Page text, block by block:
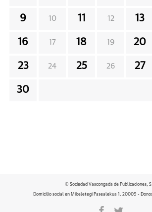
9 10 11 12 13
16 17 18 19 20
23 24 25 26 27
30
© Sociedad Vascongada de Publicaciones,
Domicilio social en Mikeletegi Pasealekua 1. 20009 -